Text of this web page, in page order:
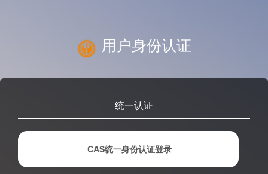
用户身份认证
统一认证
CAS统一身份认证登录